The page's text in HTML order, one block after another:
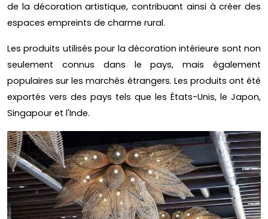
de la décoration artistique, contribuant ainsi à créer des
espaces empreints de charme rural.
Les produits utilisés pour la décoration intérieure sont non
seulement connus dans le pays, mais également
populaires sur les marchés étrangers. Les produits ont été
exportés vers des pays tels que les États-Unis, le Japon,
Singapour et l'Inde.